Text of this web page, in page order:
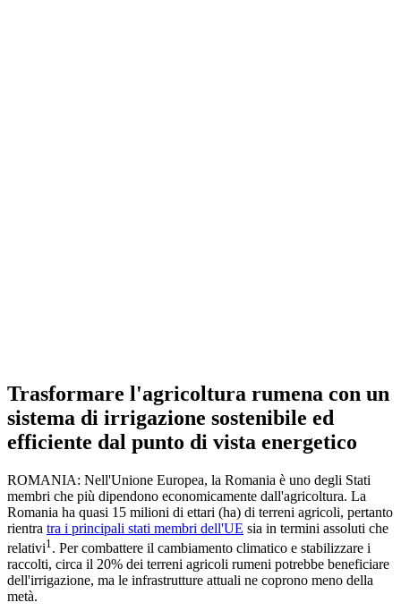
Trasformare l'agricoltura rumena con un
sistema di irrigazione sostenibile ed
efficiente dal punto di vista energetico
ROMANIA: Nell'Unione Europea, la Romania è uno degli Stati
membri che più dipendono economicamente dall'agricoltura. La
Romania ha quasi 15 milioni di ettari (ha) di terreni agricoli, pertanto
rientra tra i principali stati membri dell'UE sia in termini assoluti che
relativi1 . Per combattere il cambiamento climatico e stabilizzare i
raccolti, circa il 20% dei terreni agricoli rumeni potrebbe beneficiare
dell'irrigazione, ma le infrastrutture attuali ne coprono meno della
metà.